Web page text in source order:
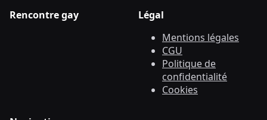
Rencontre gay
Légal
Mentions légales
CGU
Politique de
confidentialité
Cookies